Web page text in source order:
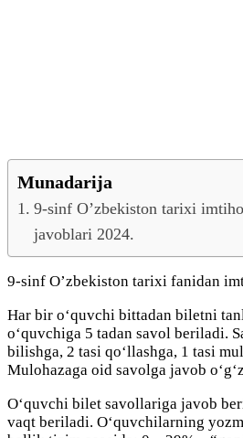
Munadarija
9-sinf O’zbekiston tarixi
javoblari 2024.
9-sinf O’zbekiston tarixi fanidan
Har bir o‘quvchi bittadan biletni
o‘quvchiga 5 tadan savol beriladi.
bilishga, 2 tasi qo‘llashga, 1 tasi
Mulohazaga oid savolga javob
O‘quvchi bilet savollariga javob
vaqt beriladi. Oʻquvchilarning